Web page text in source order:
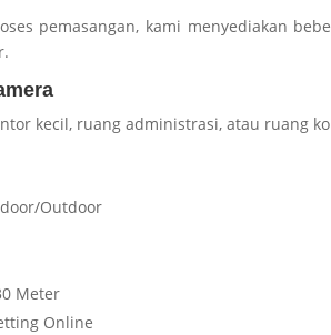
pemasangan, kami menyediakan
kecil, ruang administrasi, atau ruang
Outdoor
Meter
Online